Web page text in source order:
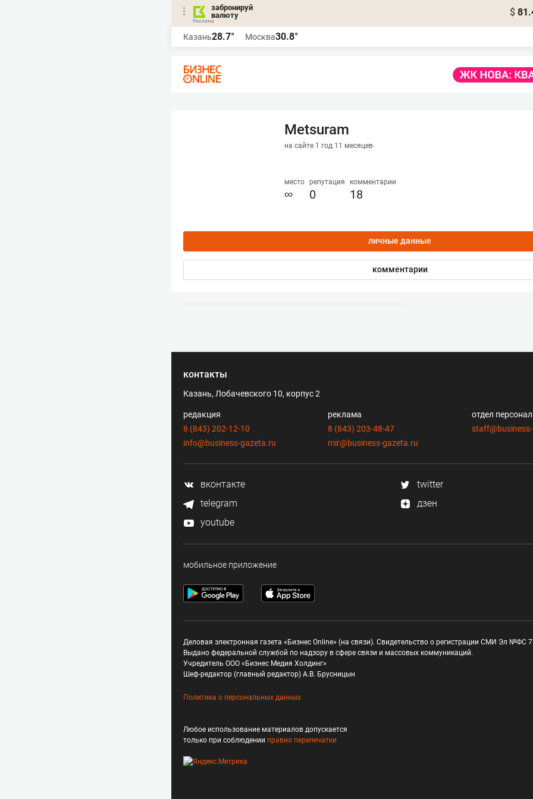
забронируй
валюту
$
Казань28.7° Москва30.8°
Metsuram
на сайте 1 год 11 месяцев
место
∞
репутация
0
комментарии
18
личные данные
комментарии
контакты
Казань, Лобачевского 10, корпус 2
редакция
8 (843) 202-12-10
info@business-gazeta.ru
реклама
8 (843) 203-48-47
mir@business-gazeta.ru
отдел
вконтакте
twitter
telegram
дзен
youtube
мобильное приложение
Деловая электронная газета «Бизнес Online» (на связи). Свидетельство о регистрации СМИ Эл №ФС
Выдано федеральной службой по надзору в сфере связи и массовых коммуникаций.
Учредитель ООО «Бизнес Медия Холдинг»
Шеф-редактор (главный редактор) А.В. Брусницын
Политика о персональных данных
Любое использование материалов допускается
только при соблюдении правил перепечатки